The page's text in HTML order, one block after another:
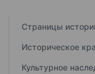
Страницы
Историческое
Культурное